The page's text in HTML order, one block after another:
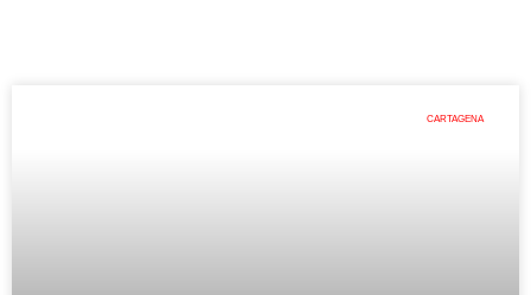
CARTAGENA